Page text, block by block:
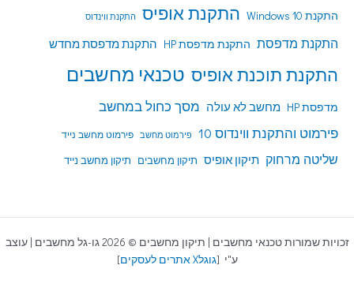
התקנת Windows 10 התקנת אופיס התקנת ווינדוס
התקנת מדפסת התקנת מדפסת HP התקנת מדפסת מחדש
התקנת תוכנת אופיס טכנאי מחשבים
מדפסת HP מחשב לא עולה מסך כחול במחשב
פירמוט והתקנת ווינדוס 10
פירמוט מחשב פירמוט מחשב נייד
שליטה מרחוק תיקון אופיס תיקון מחשבים תיקון מחשב נייד
זכויות שמורות טכנאי מחשבים | תיקון מחשבים © 2026 גו-גל מחשבים | עוצב
ע"י [גוגלX אתרים לעסקים ]